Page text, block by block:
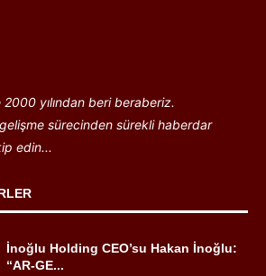
yılından beri beraberiz.
sürecinden sürekli haberdar
edin...
İnoğlu Holding CEO’su Hakan İnoğlu:
“AR-GE...